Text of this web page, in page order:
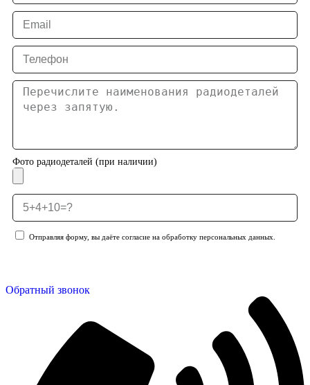
Фото радиодеталей (при наличии)
Отправляя форму, вы даёте согласие на обработку персональных данных.
Обратный звонок